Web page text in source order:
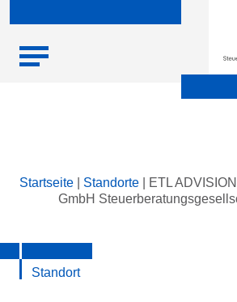
Startseite Standorte
ETL
GmbH
Standort